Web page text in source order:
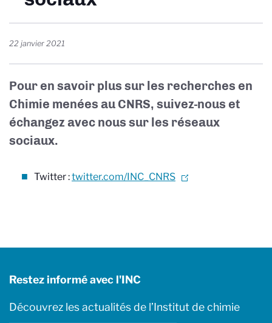
22 janvier 2021
Pour en savoir plus sur les recherches en
Chimie menées au CNRS, suivez-nous et
échangez avec nous sur les réseaux
sociaux.
Twitter :twitter.com/INC_CNRS
Restez informé avec l'INC
Découvrez les actualités de l’Institut de chimie